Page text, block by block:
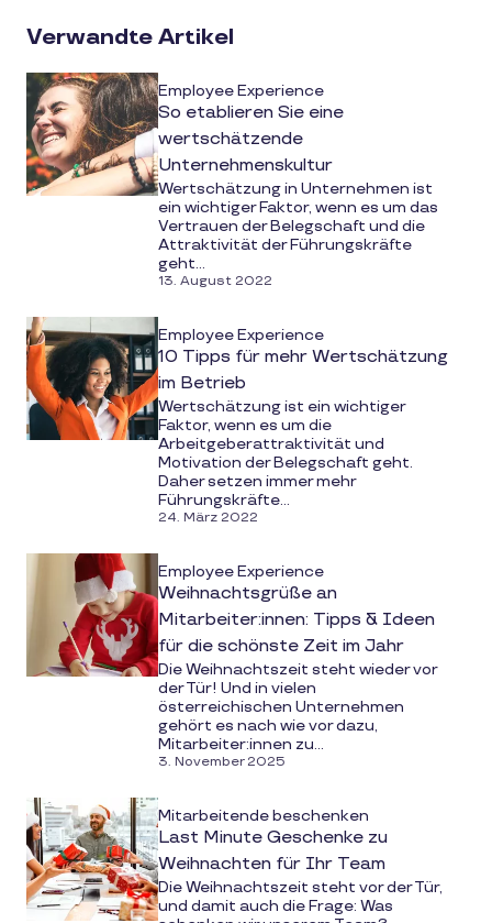
media
Verwandte Artikel
Employee Experience
So etablieren Sie eine
wertschätzende
Unternehmenskultur
Wertschätzung in Unternehmen ist
ein wichtiger Faktor, wenn es um das
Vertrauen der Belegschaft und die
Attraktivität der Führungskräfte
geht...
13. August 2022
Employee Experience
10 Tipps für mehr Wertschätzung
im Betrieb
Wertschätzung ist ein wichtiger
Faktor, wenn es um die
Arbeitgeberattraktivität und
Motivation der Belegschaft geht.
Daher setzen immer mehr
Führungskräfte...
24. März 2022
Employee Experience
Weihnachtsgrüße an
Mitarbeiter:innen: Tipps & Ideen
für die schönste Zeit im Jahr
Die Weihnachtszeit steht wieder vor
der Tür! Und in vielen
österreichischen Unternehmen
gehört es nach wie vor dazu,
Mitarbeiter:innen zu...
3. November 2025
Mitarbeitende beschenken
Last Minute Geschenke zu
Weihnachten für Ihr Team
Die Weihnachtszeit steht vor der Tür,
und damit auch die Frage: Was